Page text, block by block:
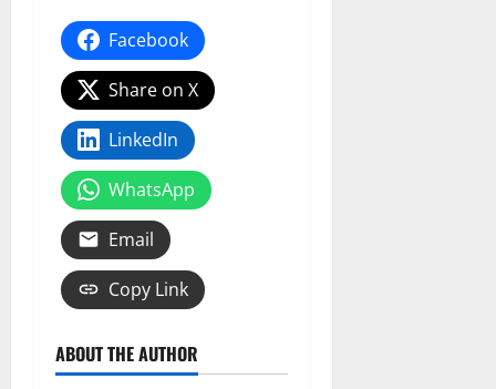
Facebook
Share on X
LinkedIn
WhatsApp
Email
Copy Link
ABOUT THE AUTHOR